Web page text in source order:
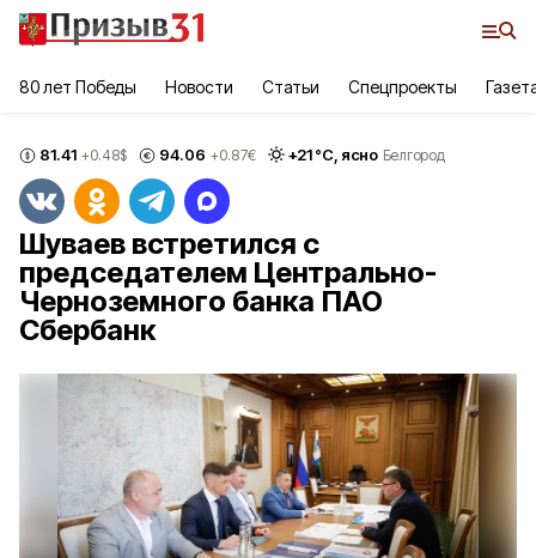
80 лет Победы Новости Статьи Спецпроекты
81.41 +0.48$ 94.06 +0.87€ +21°С, ясно Белгород
Шуваев встретился с
председателем Центрально-
Черноземного банка ПАО
Сбербанк